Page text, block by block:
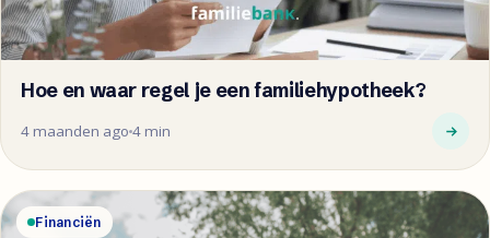
Hoe en waar regel je een familiehypotheek?
4 maanden ago 4 min
Financiën